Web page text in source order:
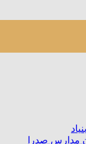
مدارس صدرا